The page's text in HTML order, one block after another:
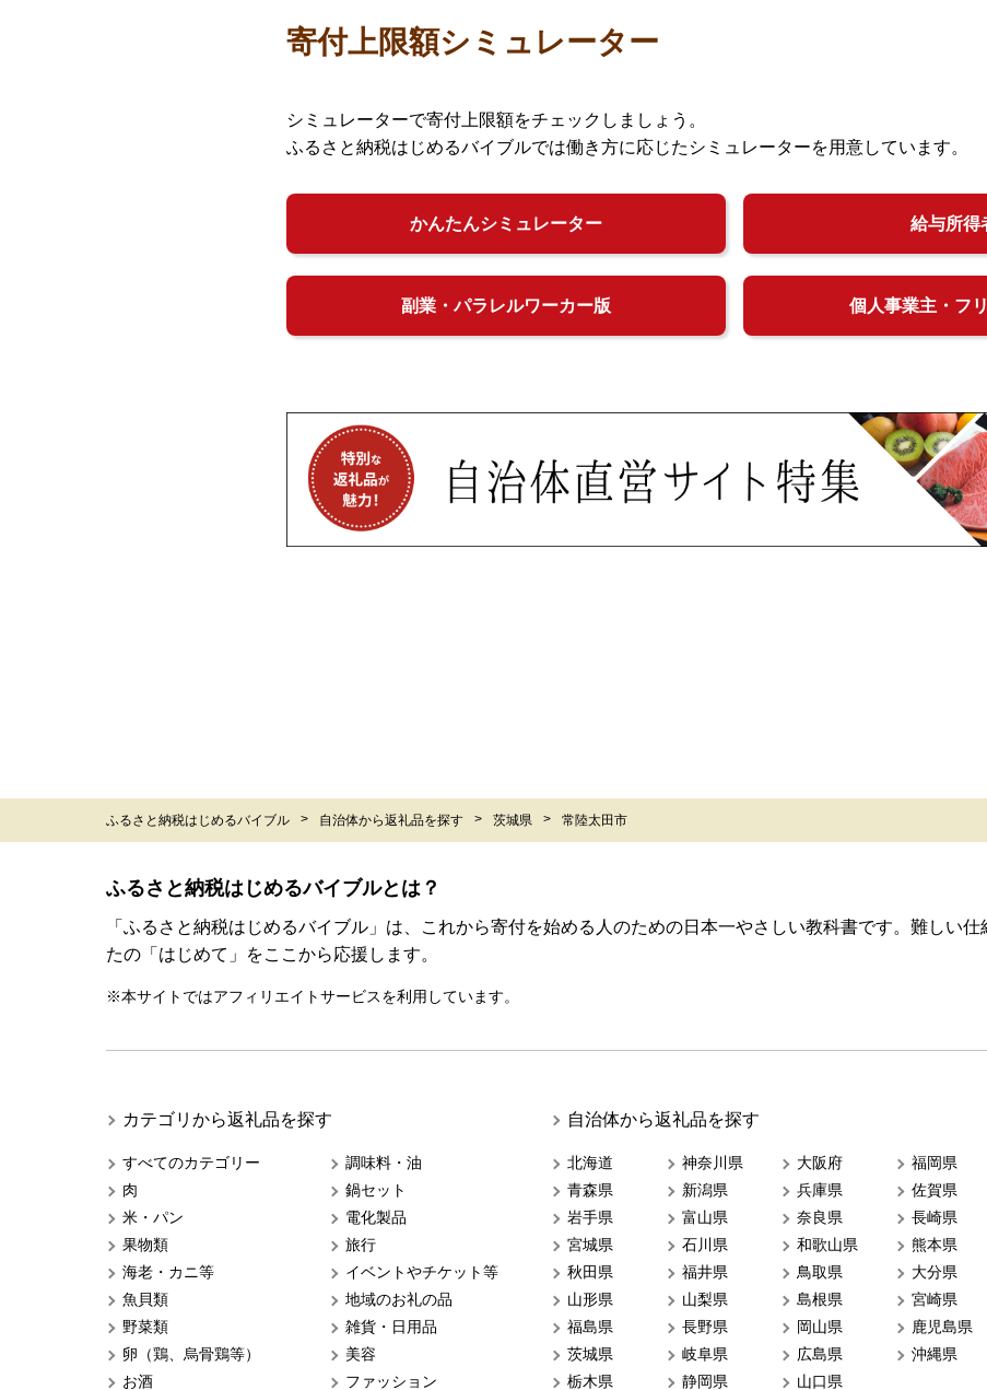
寄付上限額シミュレーター
シミュレーターで寄付上限額をチェックしましょう。
ふるさと納税はじめるバイブルでは働き方に応じたシミュレーターを用意しています。
かんたんシミュレーター 給与所得
副業・パラレルワーカー版 個人事業主・フ
ふるさと納税はじめるバイブル 自治体から返礼品を探す 茨城県 常陸太田市
ふるさと納税はじめるバイブルとは？
「ふるさと納税はじめるバイブル」は、これから寄付を始める人のための日本一やさしい教科書です。難しい
たの「はじめて」をここから応援します。
※本サイトではアフィリエイトサービスを利用しています。
カテゴリから返礼品を探す
すべてのカテゴリー
肉
米・パン
果物類
海老・カニ等
魚貝類
野菜類
卵（鶏、烏骨鶏等）
お酒
調味料・油
鍋セット
電化製品
旅行
イベントやチケット等
地域のお礼の品
雑貨・日用品
美容
ファッション
自治体から返礼品を探す
北海道
青森県
岩手県
宮城県
秋田県
山形県
福島県
茨城県
栃木県
神奈川県
新潟県
富山県
石川県
福井県
山梨県
長野県
岐阜県
静岡県
大阪府
兵庫県
奈良県
和歌山県
鳥取県
島根県
岡山県
広島県
山口県
福岡県
佐賀県
長崎県
熊本県
大分県
宮崎県
鹿児島県
沖縄県